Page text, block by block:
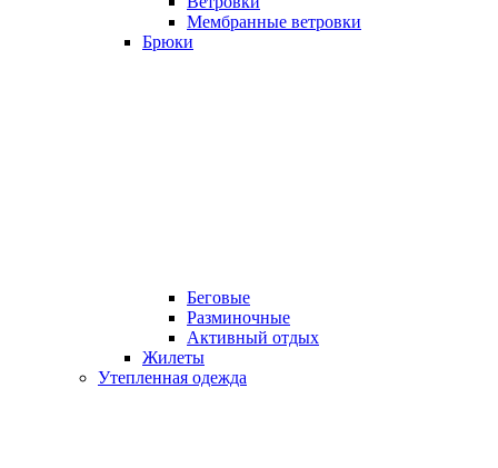
Мембранные ветровки
Брюки
Беговые
Разминочные
Активный отдых
Жилеты
Утепленная одежда